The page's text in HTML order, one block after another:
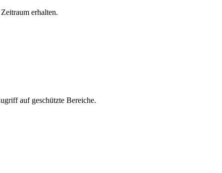
erhalten.
auf geschützte Bereiche.